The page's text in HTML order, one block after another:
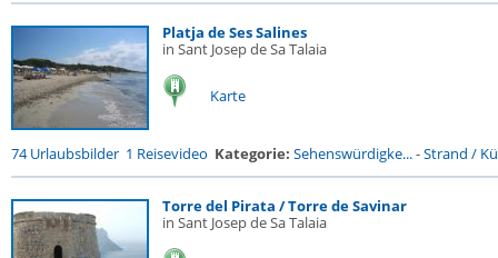
Platja de Ses Salines
in Sant Josep de Sa Talaia
Karte
74 Urlaubsbilder 1 Reisevideo Kategorie: Sehenswürdigke...-Strand /
Torre del Pirata / Torre de Savinar
in Sant Josep de Sa Talaia